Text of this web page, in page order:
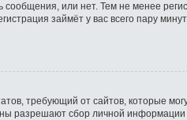
или нет. Тем не менее
займёт у вас всего пару
требующий от сайтов, которые
разрешают сбор личной